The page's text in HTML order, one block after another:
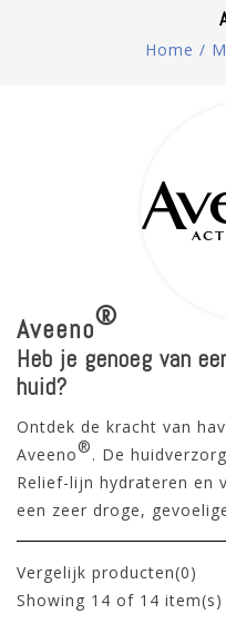
Home /
Aveeno®
Heb je genoeg van
huid?
Ontdek de kracht van
Aveeno®. De
Relief-lijn hydrateren en
een zeer droge,
Vergelijk producten(0)
Showing 14 of 14 item(s)